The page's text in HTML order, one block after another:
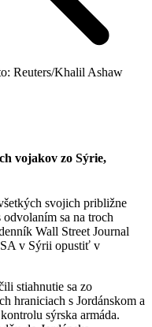
Reuters/Khalil Ashaw
vojakov zo Sýrie,
svojich približne
sa na troch
Wall Street Journal
v Sýrii opustiť v
stiahnutie sa zo
hraniciach s Jordánskom a
sýrska armáda.